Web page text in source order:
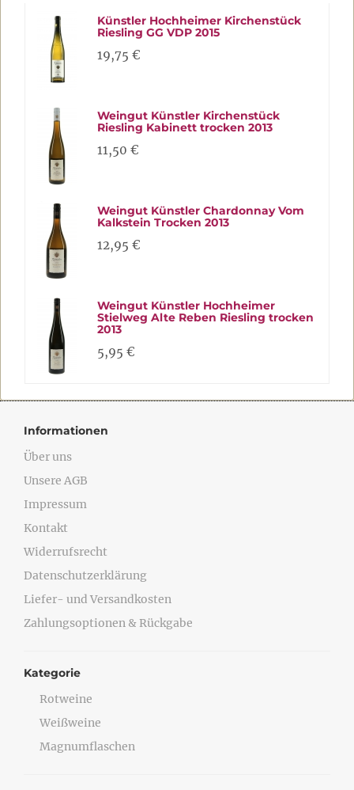
Künstler Hochheimer Kirchenstück
Riesling GG VDP 2015
19,75 €
Weingut Künstler Kirchenstück
Riesling Kabinett trocken 2013
11,50 €
Weingut Künstler Chardonnay Vom
Kalkstein Trocken 2013
12,95 €
Weingut Künstler Hochheimer
Stielweg Alte Reben Riesling trocken
2013
5,95 €
Informationen
Über uns
Unsere AGB
Impressum
Kontakt
Widerrufsrecht
Datenschutzerklärung
Liefer- und Versandkosten
Zahlungsoptionen & Rückgabe
Kategorie
Rotweine
Weißweine
Magnumflaschen